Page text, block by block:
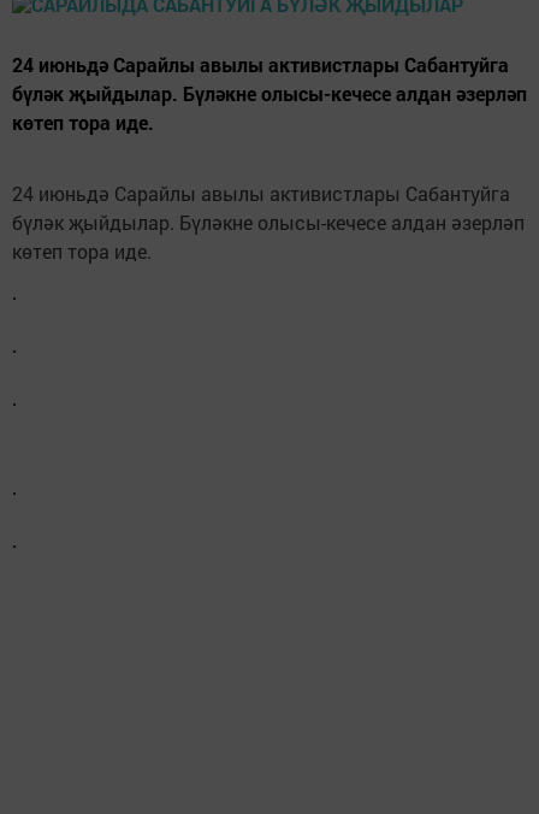
24 июньдә Сарайлы авылы активистлары Сабантуйга
бүләк җыйдылар. Бүләкне олысы-кечесе алдан әзерләп
көтеп тора иде.
24 июньдә Сарайлы авылы активистлары Сабантуйга
бүләк җыйдылар. Бүләкне олысы-кечесе алдан әзерләп
көтеп тора иде.